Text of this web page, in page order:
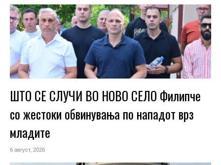
ШТО СЕ СЛУЧИ ВО НОВО СЕЛО Филипче
со жестоки обвинувања по нападот врз
младите
6 август, 2026